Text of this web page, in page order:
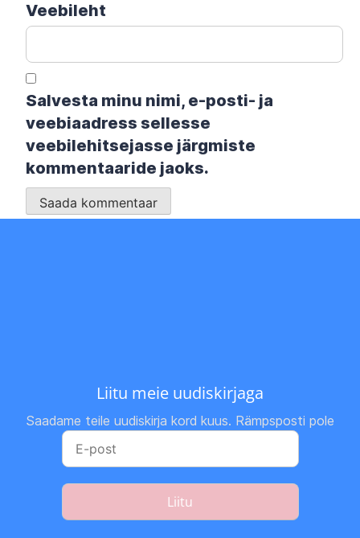
Veebileht
Salvesta minu nimi, e-posti- ja
veebiaadress sellesse
veebilehitsejasse järgmiste
kommentaaride jaoks.
Liitu meie uudiskirjaga
Saadame teile uudiskirja kord kuus. Rämpsposti pole
Liitu